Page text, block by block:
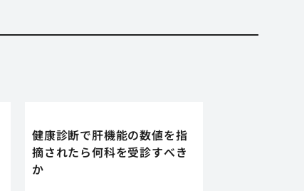
健康診断で肝機能の数値を指
摘されたら何科を受診すべき
か